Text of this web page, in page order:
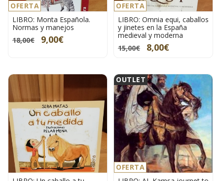
OFERTA
LIBRO: Monta Española.
Normas y manejos
18,00€
9,00€
OFERTA
LIBRO: Omnia equi, caballos
y jinetes en la España
medieval y moderna
15,00€
8,00€
OFERTA
OUTLET